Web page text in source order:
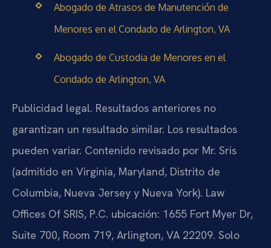
Abogado de Atrasos de Manutención de
Menores en el Condado de Arlington, VA
Abogado de Custodia de Menores en el
Condado de Arlington, VA
Publicidad legal. Resultados anteriores no
garantizan un resultado similar. Los resultados
pueden variar. Contenido revisado por Mr. Sris
(admitido en Virginia, Maryland, Distrito de
Columbia, Nueva Jersey y Nueva York). Law
Offices Of SRIS, P.C. ubicación: 1655 Fort Myer Dr,
Suite 700, Room 719, Arlington, VA 22209. Solo